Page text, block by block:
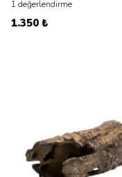
1 değerlendirme
1.350 ₺